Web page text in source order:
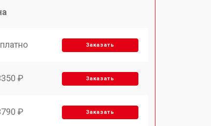
Заказать
₽ Заказать
₽ Заказать